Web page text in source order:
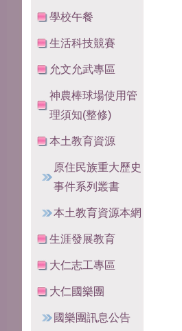
學校午餐
生活科技競賽
允文允武專區
神農棒球場使用管
理須知(整修)
本土教育資源
原住民族重大歷史
事件系列叢書
本土教育資源本網
生涯發展教育
大仁志工專區
大仁國樂團
國樂團訊息公告